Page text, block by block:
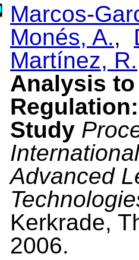
Marcos-
Monés, A.,
Martínez, R.
Analysis
Study
Advanced
Kerkrade,
2006.